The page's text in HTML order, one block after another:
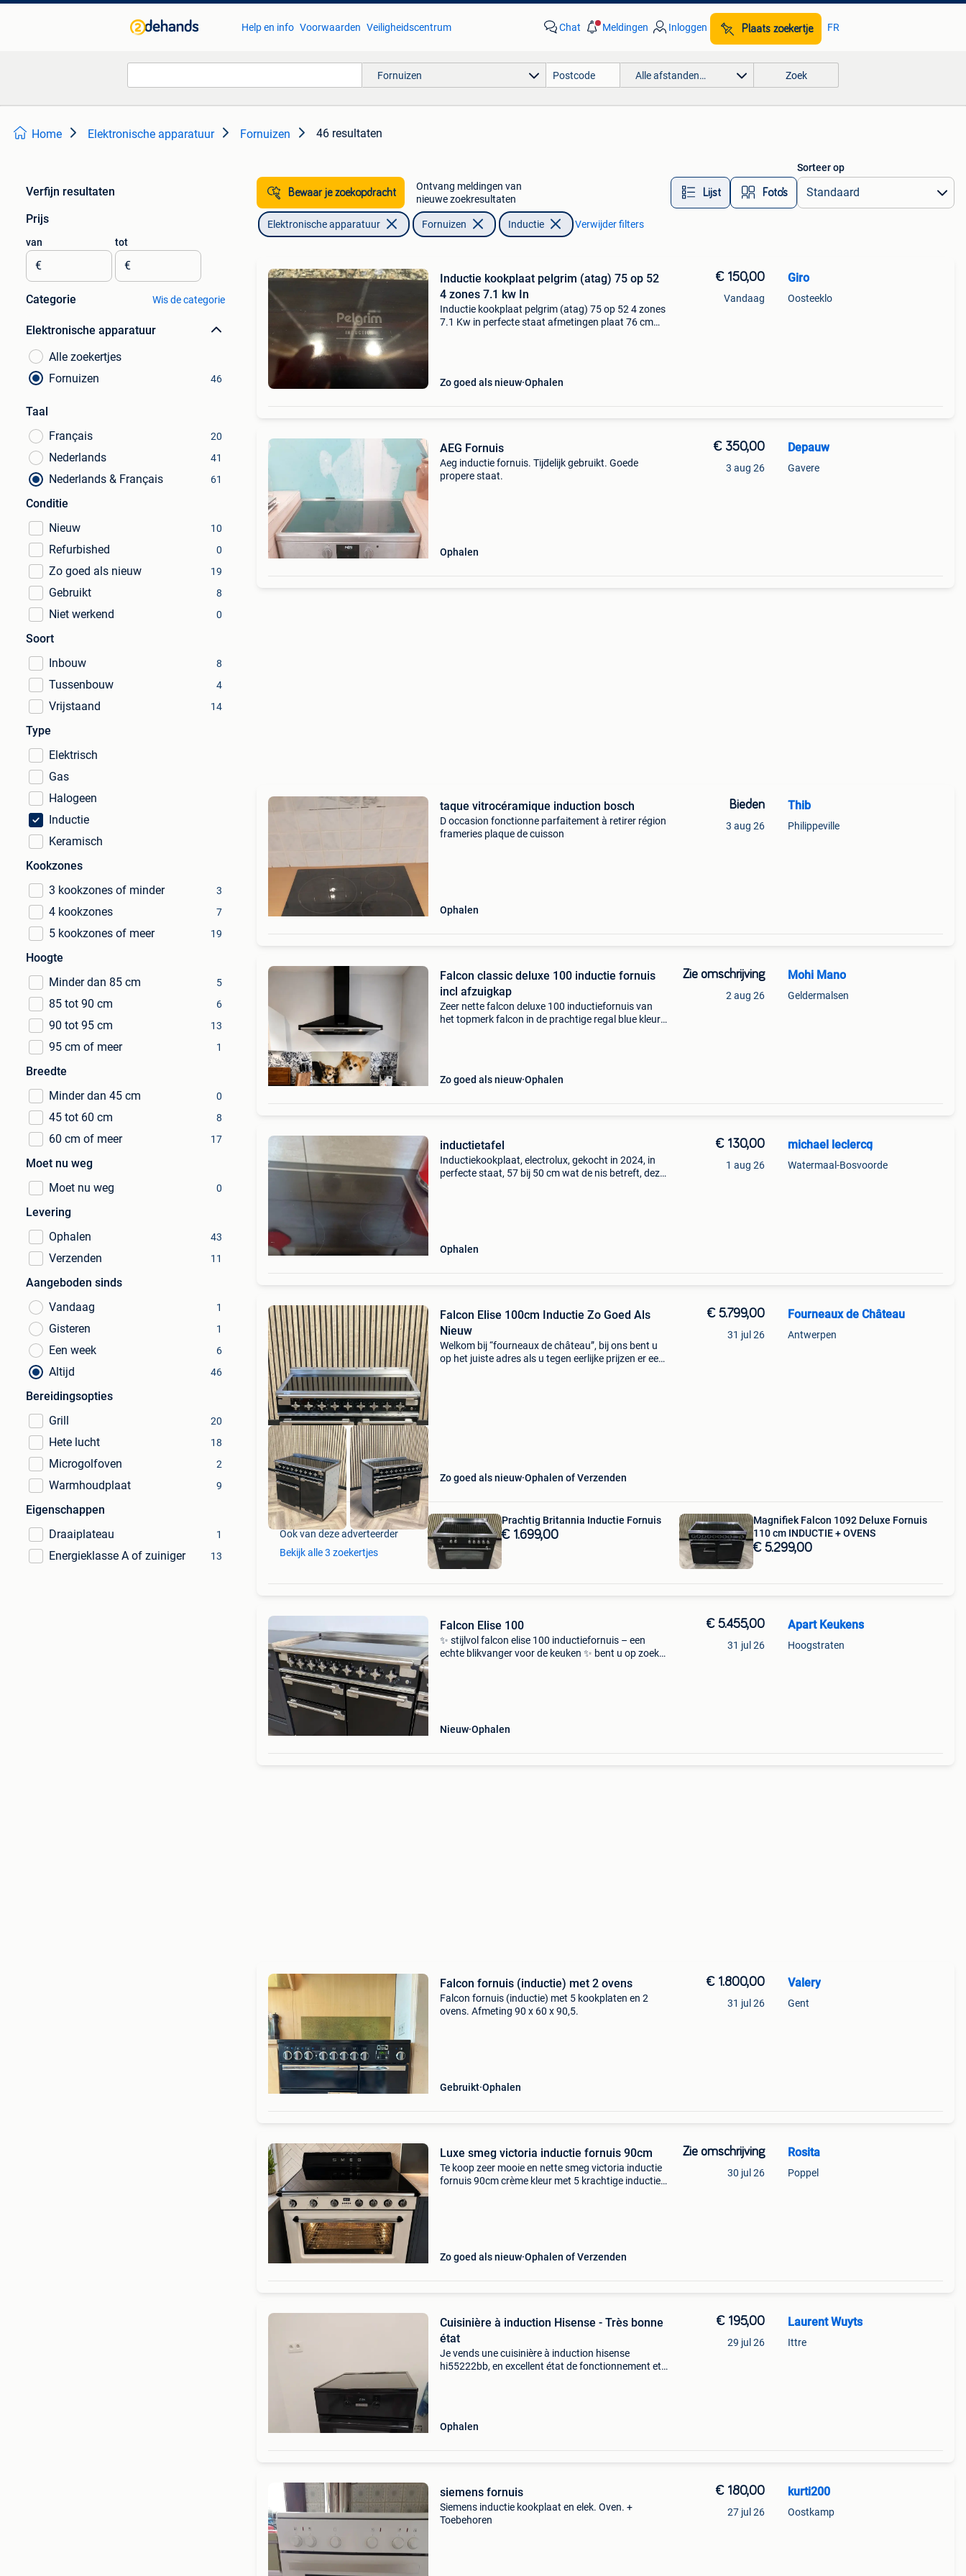
Help en info Voorwaarden Veiligheidscentrum Chat Meldingen Inloggen Plaats zoekertje FR
Fornuizen Alle afstanden… Zoek
Home Elektronische apparatuur Fornuizen 46 resultaten
Verfijn resultaten
Prijs
van
€
tot
€
Categorie Wis de categorie
Elektronische apparatuur
Alle zoekertjes
Fornuizen
46
Taal
Français
20
Nederlands 41
Nederlands & Français 61
Conditie
Nieuw
10
Refurbished 0
Zo goed als nieuw 19
Gebruikt 8
Niet werkend 0
Soort
Inbouw
8
Tussenbouw 4
Vrijstaand 14
Type
Elektrisch
Gas
Halogeen
Inductie
Keramisch
Kookzones
3 kookzones of minder
3
4 kookzones 7
5 kookzones of meer 19
Hoogte
Minder dan 85 cm
5
85 tot 90 cm 6
90 tot 95 cm 13
95 cm of meer 1
Breedte
Minder dan 45 cm
0
45 tot 60 cm 8
60 cm of meer 17
Moet nu weg
Moet nu weg
0
Levering
Ophalen
43
Verzenden 11
Aangeboden sinds
Vandaag
1
Gisteren 1
Een week 6
Altijd 46
Bereidingsopties
Grill
20
Hete lucht 18
Microgolfoven 2
Warmhoudplaat 9
Eigenschappen
Draaiplateau
1
Energieklasse A of zuiniger 13
Bewaar je zoekopdracht
Ontvang meldingen van
nieuwe zoekresultaten
Lijst Foto’s
Sorteer op
Elektronische apparatuur Fornuizen Inductie Verwijder filters
Inductie kookplaat pelgrim (atag) 75 op 52
4 zones 7.1 kw In
Inductie kookplaat pelgrim (atag) 75 op 52 4 zones
7.1 Kw in perfecte staat afmetingen plaat 76 cm
Zo goed als nieuw Ophalen
€ 150,00
Vandaag
Giro
Oosteeklo
AEG Fornuis
Aeg inductie fornuis. Tijdelijk gebruikt. Goede
propere staat.
Ophalen
€ 350,00
3 aug 26
Depauw
Gavere
taque vitrocéramique induction bosch
D occasion fonctionne parfaitement à retirer région
frameries plaque de cuisson
Ophalen
Bieden
3 aug 26
Thib
Philippeville
Falcon classic deluxe 100 inductie fornuis
incl afzuigkap
Zeer nette falcon deluxe 100 inductiefornuis van
het topmerk falcon in de prachtige regal blue kleur,
Zo goed als nieuw Ophalen
Zie omschrijving
2 aug 26
Mohi Mano
Geldermalsen
inductietafel
Inductiekookplaat, electrolux, gekocht in 2024, in
perfecte staat, 57 bij 50 cm wat de nis betreft, deze
Ophalen
€ 130,00
1 aug 26
michael leclercq
Watermaal-Bosvoorde
Falcon Elise 100cm Inductie Zo Goed Als
Nieuw
Welkom bij “fourneaux de château”, bij ons bent u
op het juiste adres als u tegen eerlijke prijzen er een
Zo goed als nieuw Ophalen of Verzenden
€ 5.799,00
31 jul 26
Fourneaux de Château
Antwerpen
Ook van deze adverteerder
Bekijk alle 3 zoekertjes
Prachtig Britannia Inductie Fornuis
€ 1.699,00
Magnifiek Falcon 1092 Deluxe Fornuis
110 cm INDUCTIE + OVENS
€ 5.299,00
Falcon Elise 100
✨ stijlvol falcon elise 100 inductiefornuis – een
echte blikvanger voor de keuken ✨ bent u op zoek
Nieuw Ophalen
€ 5.455,00
31 jul 26
Apart Keukens
Hoogstraten
Falcon fornuis (inductie) met 2 ovens
Falcon fornuis (inductie) met 5 kookplaten en 2
ovens. Afmeting 90 x 60 x 90,5.
Gebruikt Ophalen
€ 1.800,00
31 jul 26
Valery
Gent
Luxe smeg victoria inductie fornuis 90cm
Te koop zeer mooie en nette smeg victoria inductie
fornuis 90cm crème kleur met 5 krachtige inductie
Zo goed als nieuw Ophalen of Verzenden
Zie omschrijving
30 jul 26
Rosita
Poppel
Cuisinière à induction Hisense - Très bonne
état
Je vends une cuisinière à induction hisense
hi55222bb, en excellent état de fonctionnement et
Ophalen
€ 195,00
29 jul 26
Laurent Wuyts
Ittre
siemens fornuis
Siemens inductie kookplaat en elek. Oven. +
Toebehoren
€ 180,00
27 jul 26
kurti200
Oostkamp